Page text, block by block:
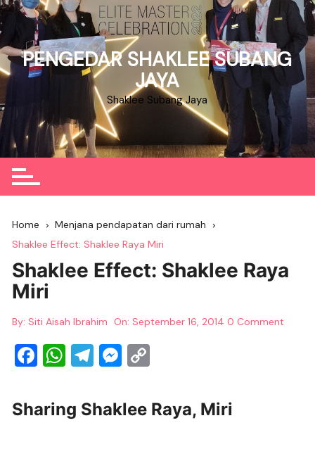
Skip
to
content
PENGEDAR SHAKLEE SUBANG
JAYA
Shaklee Subang Jaya
Home
Menjana pendapatan dari rumah
Shaklee Effect: Shaklee Raya Miri
Shaklee Effect: Shaklee Raya
Miri
By: Siti Aisah Ibrahim On:September 16, 2014 0 Comment
F
c
e
W
at
s
T
e
gr
M
ss
e
p
y
Sharing Shaklee Raya, Miri